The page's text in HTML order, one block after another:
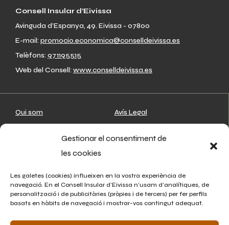
Gestionar el consentiment de
les cookies
Les galetes (cookies) influeixen en la vostra experiència de
navegació. En el Consell Insular d’Eivissa n’usam d’analítiques, de
personalització i de publicitàries (pròpies i de tercers) per fer perfils
basats en hàbits de navegació i mostrar-vos contingut adequat.
Consell Insular d’Eivissa
Avinguda d’Espanya, 49. Eivissa - 07800
E-mail: promocio.economica@conselldeivissa.es
Telèfons: 971195515
Web del Consell: www.conselldeivissa.es
Qui som
Agenda
Notícies
Contacte
Avís Legal
Política de cookies